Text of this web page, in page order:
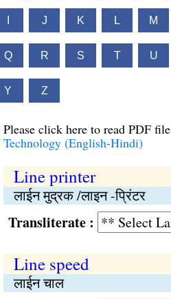
J K L M
Q R S T U
Y Z
Please click here to read PDF file
Technology (English-Hindi)
Line printer
लाईन मुद्रक /लाइन -प्रिंटर
:
Line speed
लाईन चाल